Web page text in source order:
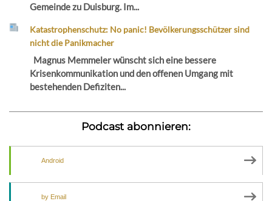
Gemeinde zu Duisburg. Im...
Katastrophenschutz: No panic! Bevölkerungsschützer sind
nicht die Panikmacher
Magnus Memmeler wünscht sich eine bessere
Krisenkommunikation und den offenen Umgang mit
bestehenden Defiziten...
Podcast abonnieren:
Android
by Email